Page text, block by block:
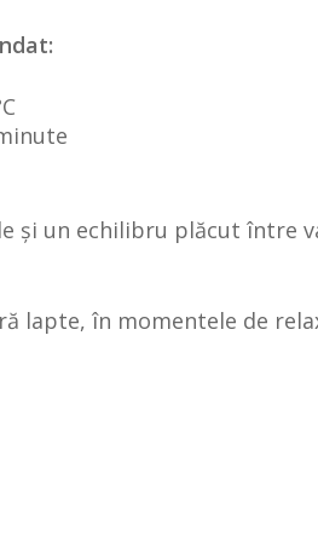
și un echilibru plăcut între
lapte, în momentele de